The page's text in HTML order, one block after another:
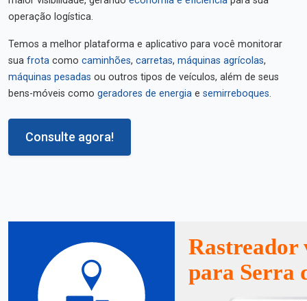
operação logística.
Temos a melhor plataforma e aplicativo para você monitorar
sua frota como caminhões, carretas, máquinas agrícolas,
máquinas pesadas ou outros tipos de veículos, além de seus
bens-móveis como geradores de energia e semirreboques.
Consulte agora!
Rastreador
para Serra